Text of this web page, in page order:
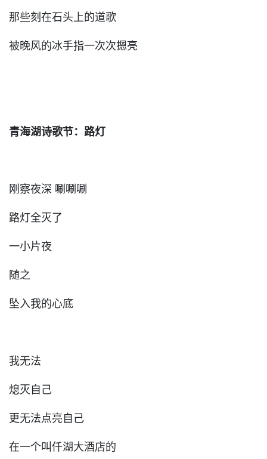
那些刻在石头上的道歌
被晚风的冰手指一次次摁亮
青海湖诗歌节：路灯
刚察夜深 唰唰唰
路灯全灭了
一小片夜
随之
坠入我的心底
我无法
熄灭自己
更无法点亮自己
在一个叫仟湖大酒店的